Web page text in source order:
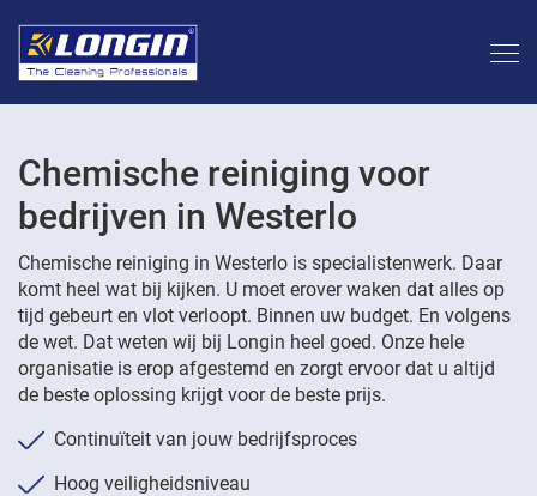
Chemische reiniging voor
bedrijven in Westerlo
Chemische reiniging in Westerlo is specialistenwerk. Daar
komt heel wat bij kijken. U moet erover waken dat alles op
tijd gebeurt en vlot verloopt. Binnen uw budget. En volgens
de wet. Dat weten wij bij Longin heel goed. Onze hele
organisatie is erop afgestemd en zorgt ervoor dat u altijd
de beste oplossing krijgt voor de beste prijs.
Continuïteit van jouw bedrijfsproces
Hoog veiligheidsniveau